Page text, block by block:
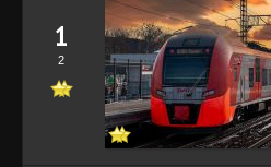
1
2